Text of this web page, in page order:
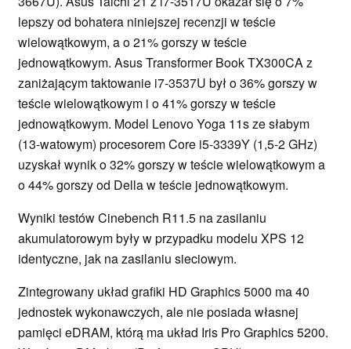
lepszy od bohatera niniejszej recenzji w teście
wielowątkowym, a o 21% gorszy w teście
jednowątkowym. Asus Transformer Book TX300CA z
zaniżającym taktowanie i7-3537U był o 36% gorszy w
teście wielowątkowym i o 41% gorszy w teście
jednowątkowym. Model Lenovo Yoga 11s ze słabym
(13-watowym) procesorem Core i5-3339Y (1,5-2 GHz)
uzyskał wynik o 32% gorszy w teście wielowątkowym a
o 44% gorszy od Della w teście jednowątkowym.
Wyniki testów Cinebench R11.5 na zasilaniu
akumulatorowym były w przypadku modelu XPS 12
identyczne, jak na zasilaniu sieciowym.
Zintegrowany układ grafiki HD Graphics 5000 ma 40
jednostek wykonawczych, ale nie posiada własnej
pamięci eDRAM, którą ma układ Iris Pro Graphics 5200.